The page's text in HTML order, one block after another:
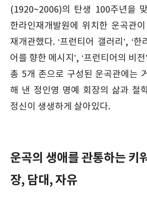
(1920~2006)의 탄생 100주년을
한라인재개발원에 위치한 운곡관
재개관했다. ‘프런티어 갤러리’, ‘한
어를 향한 메시지’, ‘프런티어의 비전
총 5개 존으로 구성된 운곡관에는
해 낸 정인영 명예 회장의 삶과 철
정신이 생생하게 살아있다.
운곡의 생애를 관통하는 키
장, 담대, 자유